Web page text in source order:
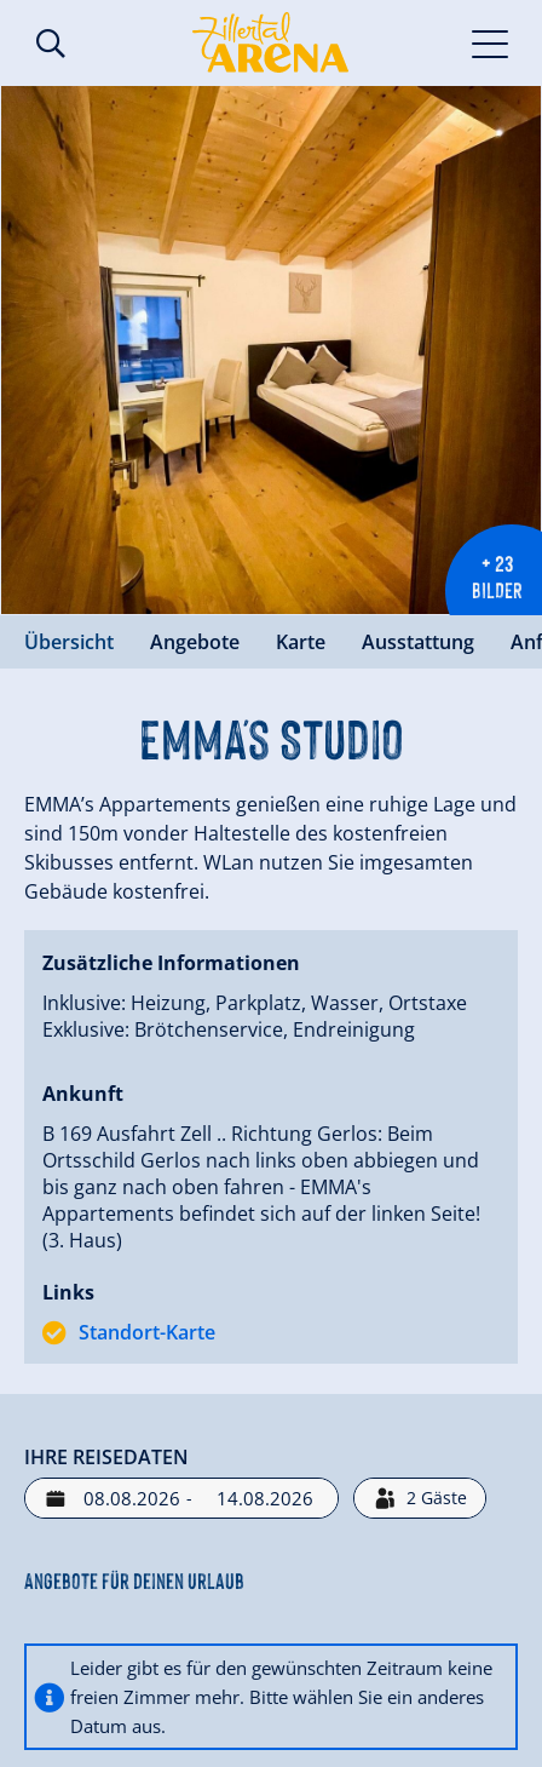
+ 23
BILDER
Übersicht Angebote Karte Ausstattung
EMMA's Studio
EMMA’s Appartements genießen eine ruhige Lage und
sind 150m vonder Haltestelle des kostenfreien
Skibusses entfernt. WLan nutzen Sie imgesamten
Gebäude kostenfrei.
Zusätzliche Informationen
Inklusive: Heizung, Parkplatz, Wasser, Ortstaxe
Exklusive: Brötchenservice, Endreinigung
Ankunft
B 169 Ausfahrt Zell .. Richtung Gerlos: Beim
Ortsschild Gerlos nach links oben abbiegen und
bis ganz nach oben fahren - EMMA's
Appartements befindet sich auf der linken Seite!
(3. Haus)
Links
Standort-Karte
IHRE REISEDATEN
- 2 Gäste
Angebote für deinen Urlaub
Leider gibt es für den gewünschten Zeitraum keine
freien Zimmer mehr. Bitte wählen Sie ein anderes
Datum aus.